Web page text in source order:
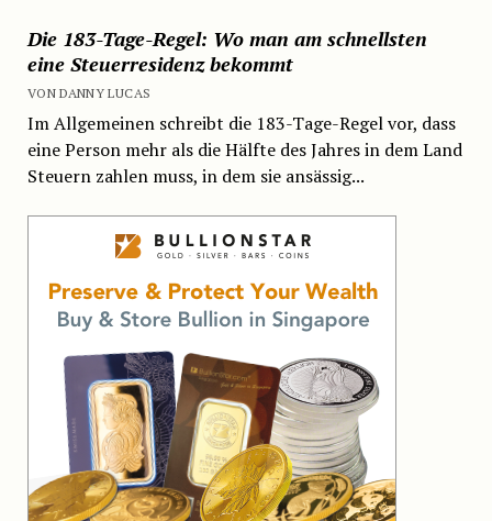
Die 183-Tage-Regel: Wo man am schnellsten
eine Steuerresidenz bekommt
VON DANNY LUCAS
Im Allgemeinen schreibt die 183-Tage-Regel vor, dass
eine Person mehr als die Hälfte des Jahres in dem Land
Steuern zahlen muss, in dem sie ansässig...